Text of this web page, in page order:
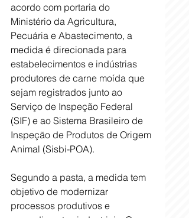
acordo com portaria do
Ministério da Agricultura,
Pecuária e Abastecimento, a
medida é direcionada para
estabelecimentos e indústrias
produtores de carne moída que
sejam registrados junto ao
Serviço de Inspeção Federal
(SIF) e ao Sistema Brasileiro de
Inspeção de Produtos de Origem
Animal (Sisbi-POA).
Segundo a pasta, a medida tem
objetivo de modernizar
processos produtivos e